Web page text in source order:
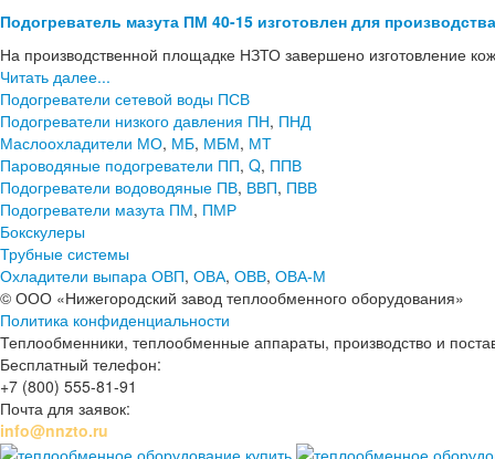
Подогреватель мазута ПМ 40-15 изготовлен для
На производственной площадке НЗТО завершено изготовление
Читать далее...
Подогреватели сетевой воды ПСВ
Подогреватели низкого давления ПН, ПНД
Маслоохладители МО, МБ, МБМ, МТ
Пароводяные подогреватели ПП, Q, ППВ
Подогреватели водоводяные ПВ, ВВП, ПВВ
Подогреватели мазута ПМ, ПМР
Бокскулеры
Трубные системы
Охладители выпара ОВП, ОВА, ОВВ, ОВА-М
© ООО «Нижегородский завод теплообменного оборудования»
Политика конфиденциальности
Теплообменники, теплообменные аппараты, производство и
Бесплатный телефон:
+7 (800) 555-81-91
Почта для заявок:
info@nnzto.ru